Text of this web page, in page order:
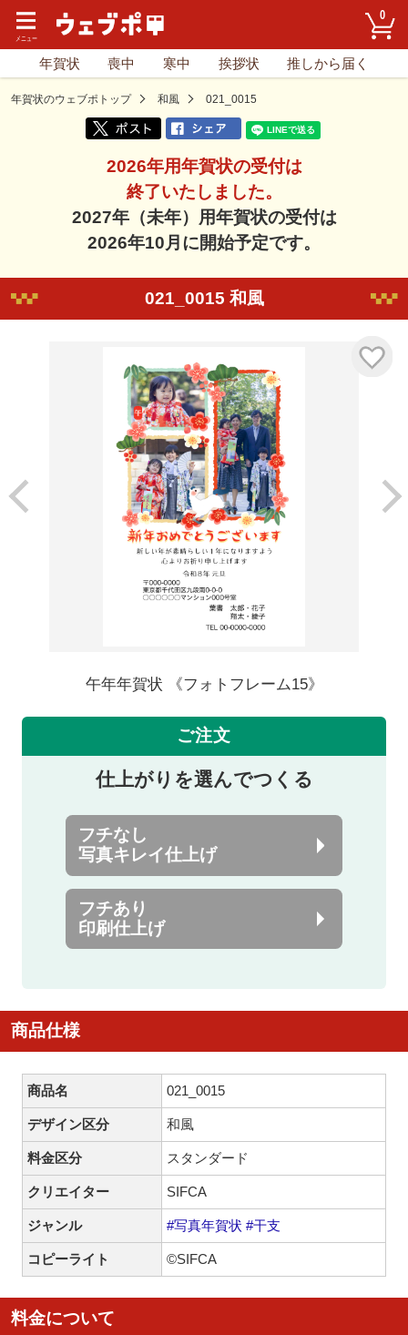
0
年賀状 喪中 寒中 挨拶状 推しから届く
年賀状のウェブポトップ 和風 021_0015
2026年用年賀状の受付は
終了いたしました。
2027年（未年）用年賀状の受付は
2026年10月に開始予定です。
021_0015 和風
午年年賀状 《フォトフレーム15》
ご注文
仕上がりを選んでつくる
フチなし
写真キレイ仕上げ
フチあり
印刷仕上げ
商品仕様
商品名 021_0015
デザイン区分 和風
料金区分 スタンダード
クリエイター SIFCA
ジャンル #写真年賀状 #干支
コピーライト ©SIFCA
料金について